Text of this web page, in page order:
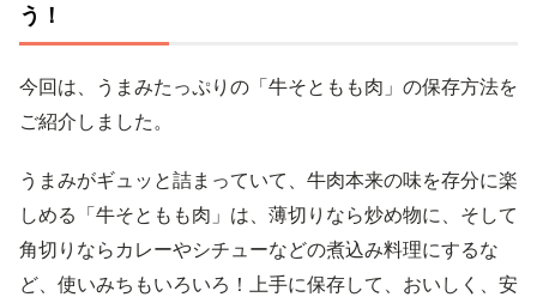
う！
今回は、うまみたっぷりの「牛そともも肉」の保存方法を
ご紹介しました。
うまみがギュッと詰まっていて、牛肉本来の味を存分に楽
しめる「牛そともも肉」は、薄切りなら炒め物に、そして
角切りならカレーやシチューなどの煮込み料理にするな
ど、使いみちもいろいろ！上手に保存して、おいしく、安